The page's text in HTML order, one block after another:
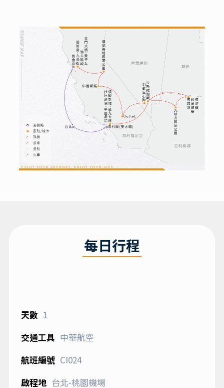
每日行程
1
中華航空
CI024
台北-桃園機場